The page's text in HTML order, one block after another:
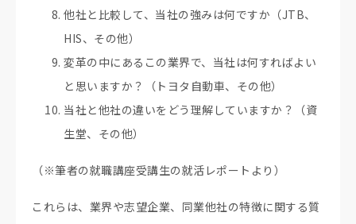
他社と比較して、当社の強みは何ですか（JTB、
HIS、その他）
変革の中にあるこの業界で、当社は何すればよい
と思いますか？（トヨタ自動車、その他）
当社と他社の違いをどう理解していますか？（資
生堂、その他）
（※筆者の就職講座受講生の就活レポートより）
これらは、業界や志望企業、同業他社の特徴に関する質